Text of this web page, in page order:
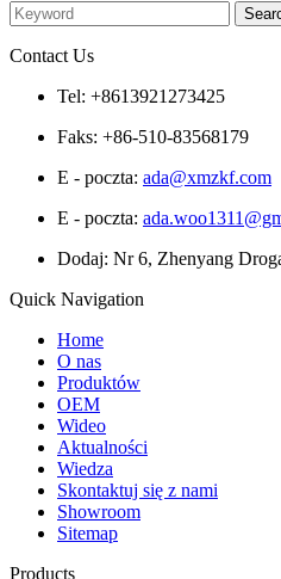
Contact Us
Tel: +8613921273425
Faks: +86-510-83568179
E - poczta: ada@xmzkf.com
E - poczta:
Dodaj: Nr 6, Zhenyang
Quick Navigation
Home
O nas
Produktów
OEM
Wideo
Aktualności
Wiedza
Skontaktuj się z nami
Showroom
Sitemap
Products